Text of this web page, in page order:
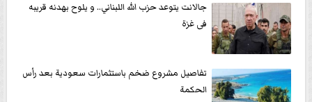
جالانت يتوعد حزب الله اللبناني.. و يلوح بهدنه قريبه
فى غزة
تفاصيل مشروع ضخم باستثمارات سعودية بعد رأس
الحكمة